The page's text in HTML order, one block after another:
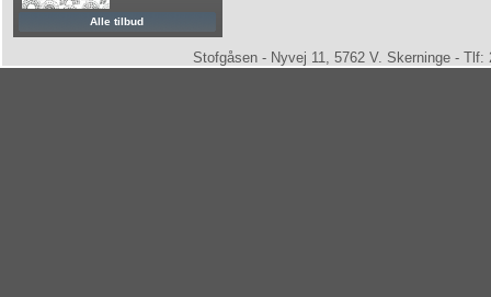
Alle tilbud
Stofgåsen - Nyvej 11, 5762 V. Skerninge -